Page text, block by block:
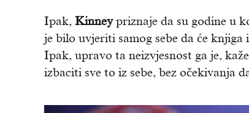
Ipak, Kinneypriznaje da su godine u
je bilo uvjeriti samog sebe da će
Ipak, upravo ta neizvjesnost ga je,
izbaciti sve to iz sebe, bez očekivanja